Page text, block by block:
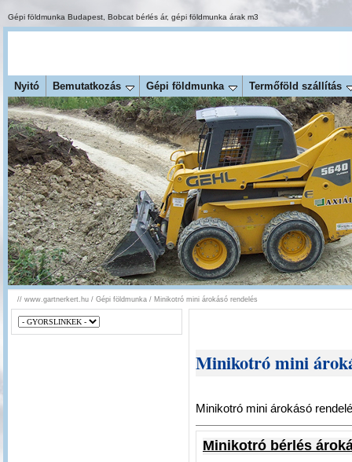
Gépi földmunka Budapest Bobcat bérlés ár, gépi földmunka árak m3
Nyitó Bemutatkozás Gépi földmunka Termőföld szállítás
// www.gartnerkert.hu / Gépi földmunka / Minikotró mini árokásó rendelés
Minikotró mini
Minikotró mini árokásó
Minikotró bérlés